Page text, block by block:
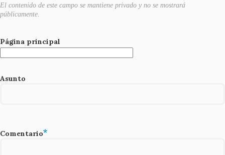
El contenido de este campo se mantiene privado y no se mostrará
públicamente.
Página principal
Asunto
Comentario